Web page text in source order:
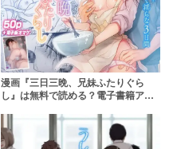
漫画『三日三晩、兄妹ふたりぐら
し』は無料で読める？電子書籍アプ